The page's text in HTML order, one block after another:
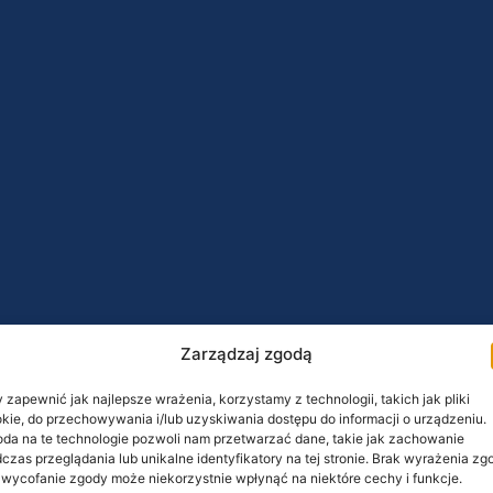
Zarządzaj zgodą
zapewnić jak najlepsze wrażenia, korzystamy z technologii, takich jak pliki
do przechowywania i/lub uzyskiwania dostępu do informacji o urządzeniu.
na te technologie pozwoli nam przetwarzać dane, takie jak zachowanie
przeglądania lub unikalne identyfikatory na tej stronie. Brak wyrażenia
wycofanie zgody może niekorzystnie wpłynąć na niektóre cechy i funkcje.